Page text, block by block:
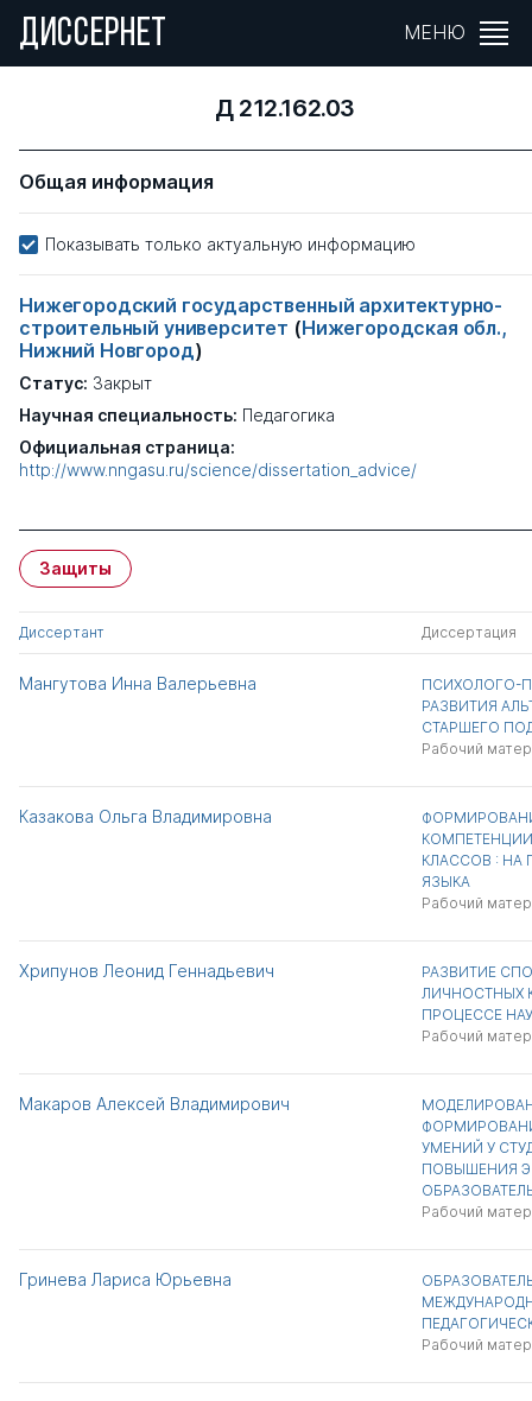
ДИССЕРНЕТ МЕНЮ
Д 212.162.03
Общая информация
Показывать только актуальную информацию
Нижегородский государственный архитектурно-
строительный университет (Нижегородская обл.,
Нижний Новгород)
Статус: Закрыт
Научная специальность: Педагогика
Официальная страница:
http://www.nngasu.ru/science/dissertation_advice/
Защиты
Диссертант Диссертация
Мангутова Инна Валерьевна
ПСИХОЛОГО-
РАЗВИТИЯ
СТАРШЕГО
Рабочий
Казакова Ольга Владимировна
КЛАССОВ : НА
ЯЗЫКА
Рабочий
Хрипунов Леонид Геннадьевич
РАЗВИТИЕ
ЛИЧНОСТНЫХ
ПРОЦЕССЕ
Рабочий
Макаров Алексей Владимирович
УМЕНИЙ У
ПОВЫШЕНИЯ
Рабочий
Гринева Лариса Юрьевна
Рабочий